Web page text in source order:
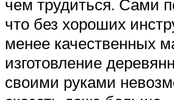
чем трудиться. Сами
что без хороших
менее качественных
изготовление
своими руками